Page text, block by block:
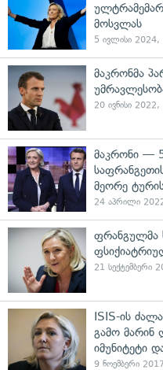
მოსვლას
5 ივლისი
მაკრონმა
20 ივნისი
მაკრონი —
მეორე
24 აპრილი
ფრანგულმა
21 სექტემბერი
ISIS-ის
გამო მარინ
იმუნიტეტი
9 ნოემბერი